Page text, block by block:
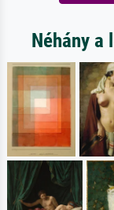
Néhány a